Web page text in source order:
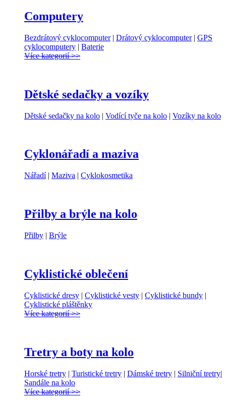
Computery
Bezdrátový cyklocomputer| Drátový cyklocomputer| GPS
cyklocomputery | Baterie
Více kategorií >>
Dětské sedačky a vozíky
Dětské sedačky na kolo | Vodící tyče na kolo | Vozíky na kolo
Cyklonářadí a maziva
Nářadí| Maziva | Cyklokosmetika
Přilby a brýle na kolo
Přilby | Brýle
Cyklistické oblečení
Cyklistické dresy | Cyklistické vesty | Cyklistické bundy |
Cyklistické pláštěnky
Více kategorií >>
Tretry a boty na kolo
Horské tretry | Turistické tretry | Dámské tretry | Silniční tretry|
Sandále na kolo
Více kategorií >>